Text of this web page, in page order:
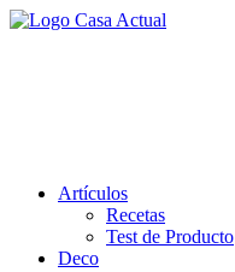
Saltar
Artículos
Recetas
Test de Producto
Deco